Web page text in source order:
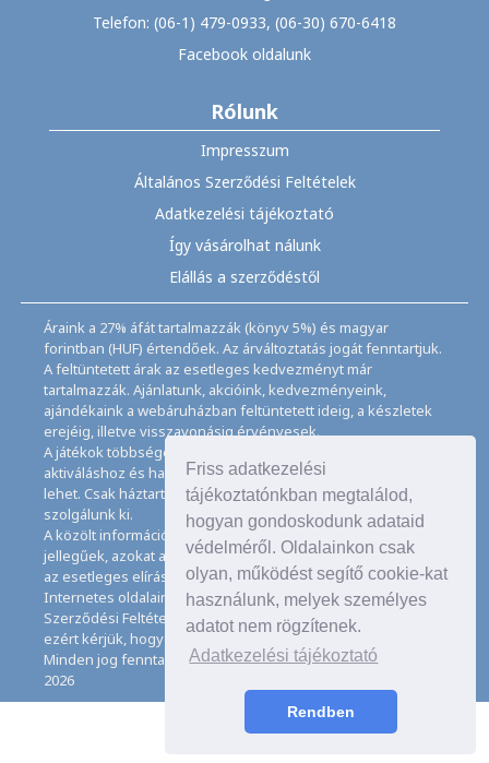
Friss adatkezelési
tájékoztatónkban megtalálod,
hogyan gondoskodunk adataid
védelméről. Oldalainkon csak
olyan, működést segítő cookie-kat
használunk, melyek személyes
adatot nem rögzítenek.
Adatkezelési tájékoztató
Rendben
Telefon: (06-1) 479-0933, (06-30) 670-6418
Facebook oldalunk
Rólunk
Impresszum
Általános Szerződési Feltételek
Adatkezelési tájékoztató
Így vásárolhat nálunk
Elállás a szerződéstől
Áraink a 27% áfát tartalmazzák (könyv 5%) és magyar
forintban (HUF) értendőek. Az árváltoztatás jogát fenntartjuk.
A feltüntetett árak az esetleges kedvezményt már
tartalmazzák. Ajánlatunk, akcióink, kedvezményeink,
ajándékaink a webáruházban feltüntetett ideig, a készletek
erejéig, illetve visszavonásig érvényesek.
A játékok többségéhez angol nyelvismeret illetve az
aktiváláshoz és használathoz internet kapcsolat szükséges
lehet. Csak háztartásban használatos mennyiségeket
szolgálunk ki.
A közölt információk, adatok, besorolások tájékoztató
jellegűek, azokat a legnagyobb gondossággal kezeljük, de
az esetleges elírásokért felelősséget nem tudunk vállalni.
Internetes oldalaink használatával elfogadja az Általános
Szerződési Feltételeinket és Adatkezelési Tájékoztatónkat,
ezért kérjük, hogy ezeket figyelmesen tanulmányozza át.
Minden jog fenntartva. © Copyright CD Galaxis Kft. 1997–
2026